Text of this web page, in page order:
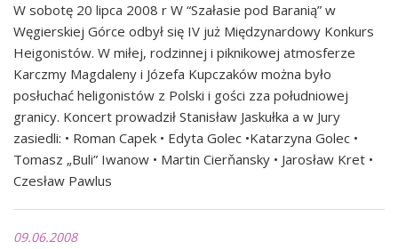
W sobotę 20 lipca 2008 r W “Szałasie pod Baranią” w
Węgierskiej Górce odbył się IV już Międzynardowy Konkurs
Heigonistów. W miłej, rodzinnej i piknikowej atmosferze
Karczmy Magdaleny i Józefa Kupczaków można było
posłuchać heligonistów z Polski i gości zza południowej
granicy. Koncert prowadził Stanisław Jaskułka a w Jury
zasiedli: • Roman Capek • Edyta Golec •Katarzyna Golec •
Tomasz „Buli” Iwanow • Martin Cierňansky • Jarosław Kret •
Czesław Pawlus
09.06.2008